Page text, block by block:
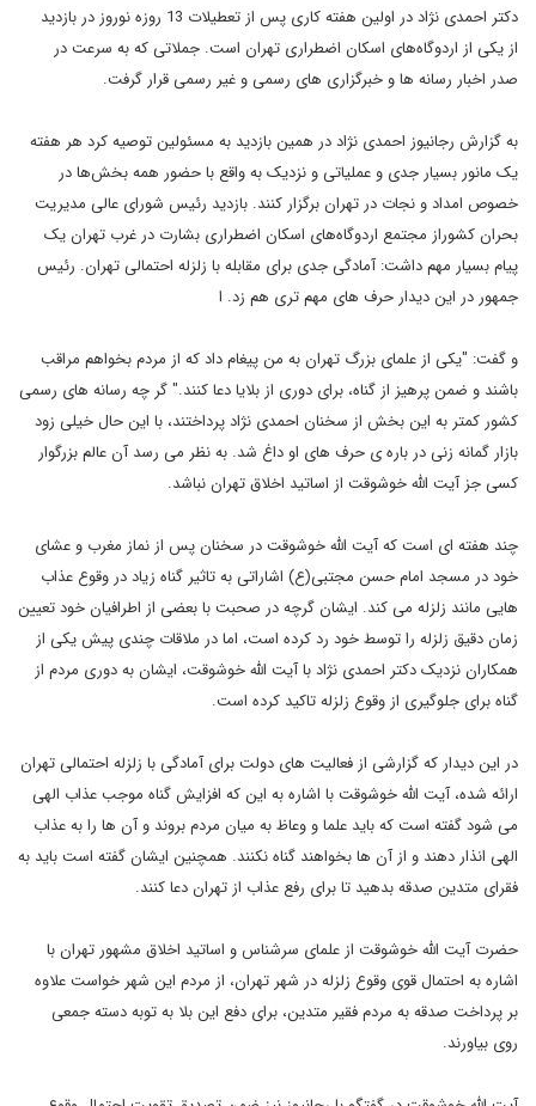
دکتر
احمدی نژاد در اولین هفته کاری پس از تعطیلات 13 روزه نوروز در بازديد
از یکی از اردوگاه‌هاى اسکان اضطرارى تهران است. جملاتی که به سرعت در
صدر اخبار رسانه ها و خبرگزاری های رسمی و غیر رسمی قرار گرفت.
بهگزارش رجانیوز احمدی نژاد در همین بازدید به مسئولين توصيه کرد هر هفته
يک مانور بسيار جدى و عملياتى و نزديک به واقع با حضور همه بخش‌ها در
خصوص امداد و نجات در تهران برگزار کنند. بازدید رئيس شوراى عالى مديريت
بحرانکشوراز مجتمع اردوگاه‌هاى اسکان اضطرارى بشارت در غرب تهران یک
پیام بسیار مهم داشت: آمادگی جدی برای مقابله با زلزله احتمالی تهران. رئیس
جمهور در این دیدار حرف های مهم تری هم زد. ا
و گفت: "يکى از علماى بزرگ تهران به من پيغام داد که از مردم بخواهم مراقب
باشند و ضمن پرهيز از گناه، براى دورى از بلايا دعا کنند." گر چه رسانه های رسمی
کشور کمتر به این بخش از سخنان احمدی نژاد پرداختند، با این حال خیلی زود
بازار گمانه زنی در باره ی حرف های او داغ شد. به نظر می رسد آن عالم بزرگوار
کسی جز آیت الله خوشوقت از اساتید اخلاق تهران نباشد.
چند هفته ای است کهآیت الله خوشوقت در سخنان پس از نماز مغرب و عشای
خود در مسجد امام حسن مجتبی(ع) اشاراتی به تاثیر گناه زیاد در وقوع عذاب
هایی مانند زلزله میکند. ایشان گرچه در صحبت با بعضی از اطرافیان خود تعیین
زمان دقیق زلزله را توسط خود رد کرده است، اما در ملاقات چندی پیش یکی از
همکاران نزدیکدکتر احمدی نژاد با آیت الله خوشوقت، ایشان به دوری مردم از
گناه برای جلوگیری از وقوع زلزله تاکید کرده است.
در این دیدار که گزارشی از فعالیت های دولت برای آمادگی با زلزله احتمالی تهران
ارائه شده، آیت اللهخوشوقت با اشاره به این که افزایش گناه موجب عذاب الهی
می شود گفته است کهباید علما و وعاظ به میان مردم بروند و آن ها را به عذاب
الهی انذار دهند و از آن ها بخواهند گناه نکنند. همچنین ایشان گفته است باید به
فقرای متدین صدقه بدهید تا برای رفع عذاب از تهران دعا کنند.
حضرت آیت الله خوشوقت از علمای سرشناس و اساتید اخلاق مشهور تهران با
اشاره به احتمال قوی وقوع زلزله در شهر تهران، از مردم این شهر خواست علاوه
بر پرداخت صدقه به مردم فقیر متدین، برای دفع این بلا به توبه دسته جمعی
روی بیاورند.